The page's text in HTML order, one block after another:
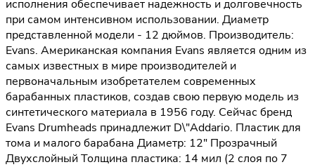
исполнения обеспечивает надежность и долговечность
при самом интенсивном использовании. Диаметр
представленной модели - 12 дюймов. Производитель:
Evans. Американская компания Evans является одним из
самых известных в мире производителей и
первоначальным изобретателем современных
барабанных пластиков, создав свою первую модель из
синтетического материала в 1956 году. Сейчас бренд
Evans Drumheads принадлежит D\"Addario. Пластик для
тома и малого барабана Диаметр: 12" Прозрачный
Двухслойный Толщина пластика: 14 мил (2 слоя по 7